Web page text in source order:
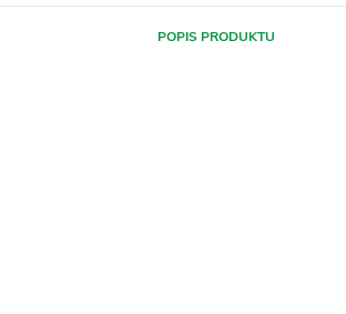
POPIS PRODUKTU